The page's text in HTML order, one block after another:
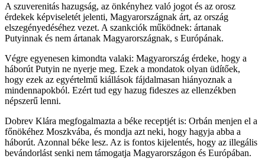
A szuverenitás hazugság, az önkényhez való jogot és az orosz
érdekek képviseletét jelenti, Magyarországnak árt, az ország
elszegényedéséhez vezet. A szankciók működnek: ártanak
Putyinnak és nem ártanak Magyarországnak, s Európának.
Végre egyenesen kimondta valaki: Magyarország érdeke, hogy a
háborút Putyin ne nyerje meg. Ezek a mondatok olyan üdítőek,
hogy ezek az egyértelmű kiállások fájdalmasan hiányoznak a
mindennapokból. Ezért tud egy hazug fideszes az ellenzékben
népszerű lenni.
Dobrev Klára megfogalmazta a béke receptjét is: Orbán menjen el a
főnökéhez Moszkvába, és mondja azt neki, hogy hagyja abba a
háborút. Azonnal béke lesz. Az is fontos kijelentés, hogy az illegális
bevándorlást senki nem támogatja Magyarországon és Európában.